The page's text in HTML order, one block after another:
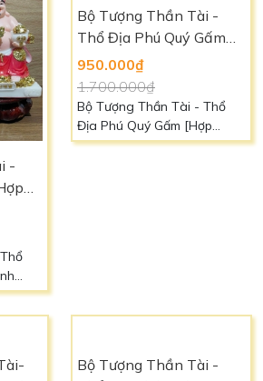
-
Đá
Bộ Tượng Thần Tài -
Thổ Địa Phú Quý Gấm
[Hợp Mệnh KIM] - Cao
20cm - TD2509
950.000₫
1.700.000₫
Bộ Tượng Thần Tài - Thổ
Địa Phú Quý Gấm [Hợp
Mệnh KIM] - Cao 20cm -
Bộ Tượng Thần Tài -